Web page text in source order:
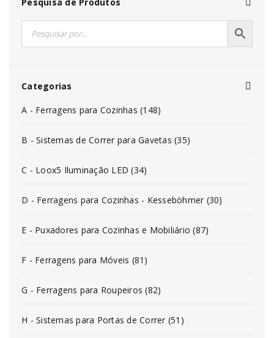
Categorias
A - Ferragens para Cozinhas (148)
B - Sistemas de Correr para Gavetas (35)
C - Loox5 Iluminação LED (34)
D - Ferragens para Cozinhas - Kesseböhmer (30)
E - Puxadores para Cozinhas e Mobiliário (87)
F - Ferragens para Móveis (81)
G - Ferragens para Roupeiros (82)
H - Sistemas para Portas de Correr (51)